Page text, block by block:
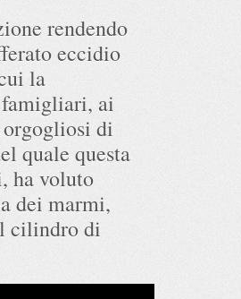
rendendo
eccidio
la
ai
orgogliosi di
quale questa
ha voluto
dei marmi,
cilindro di